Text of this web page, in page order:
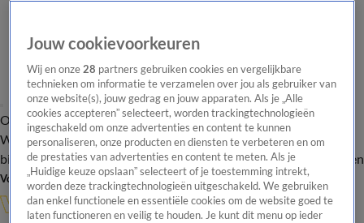
Overzicht Onze programma's Uitzendingen Onze gezichten
In de
WandelgangenInterviewsUitzending
bijwonenPodcastShopVeelgestelde vragenKijkersvraag insturen
Volg Vandaag Inside
Jouw cookievoorkeuren
Wij en onze28 partners gebruiken cookies en vergelijkbare
technieken om informatie te verzamelen over jou als gebruiker van
onze website(s), jouw gedrag en jouw apparaten. Als je „Alle
cookies accepteren” selecteert, worden trackingtechnologieën
ingeschakeld om onze advertenties en content te kunnen
personaliseren, onze producten en diensten te verbeteren en om
de prestaties van advertenties en content te meten. Als je
„Huidige keuze opslaan” selecteert of je toestemming intrekt,
worden deze trackingtechnologieën uitgeschakeld. We gebruiken
dan enkel functionele en essentiële cookies om de website goed te
laten functioneren en veilig te houden. Je kunt dit menu op ieder